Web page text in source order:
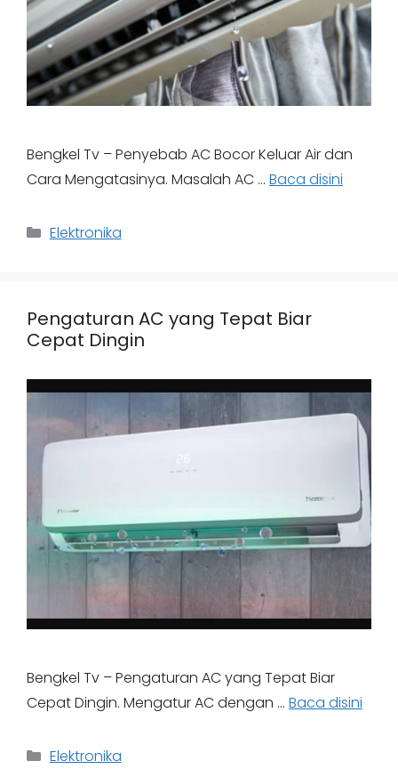
Bengkel Tv – Penyebab AC Bocor Keluar Air dan
Cara Mengatasinya. Masalah AC … Baca disini
Categories
Elektronika
Pengaturan AC yang Tepat Biar
Cepat Dingin
Bengkel Tv – Pengaturan AC yang Tepat Biar
Cepat Dingin. Mengatur AC dengan … Baca disini
Categories
Elektronika